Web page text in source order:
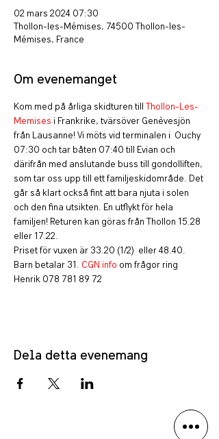
02 mars 2024 07:30
Thollon-les-Mémises, 74500 Thollon-les-
Mémises, France
Om evenemanget
Kom med på årliga skidturen till
Thollon-Les-
Memises i Frankrike, tvärsöver Genèvesjön
från Lausanne! Vi möts vid terminalen i  Ouchy
07:30 och tar båten 07:40 till Evian och
därifrån med anslutande buss till gondolliften,
som tar oss upp till ett familjeskidområde. Det
går så klart också fint att bara njuta i solen
och den fina utsikten. En utflykt för hela
familjen! Returen kan göras från Thollon 15.28
eller 17.22.
Priset för vuxen är 33.20 (1/2)  eller 48.40.
Barn betalar 31. CGN info om frågor ring
Henrik 078 781 89 72
Dela detta evenemang